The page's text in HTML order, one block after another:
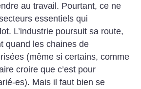
au travail. Pourtant, ce ne
essentiels qui
L’industrie poursuit sa route,
quand les chaines de
(même si certains, comme
croire que c’est pour
es). Mais il faut bien se